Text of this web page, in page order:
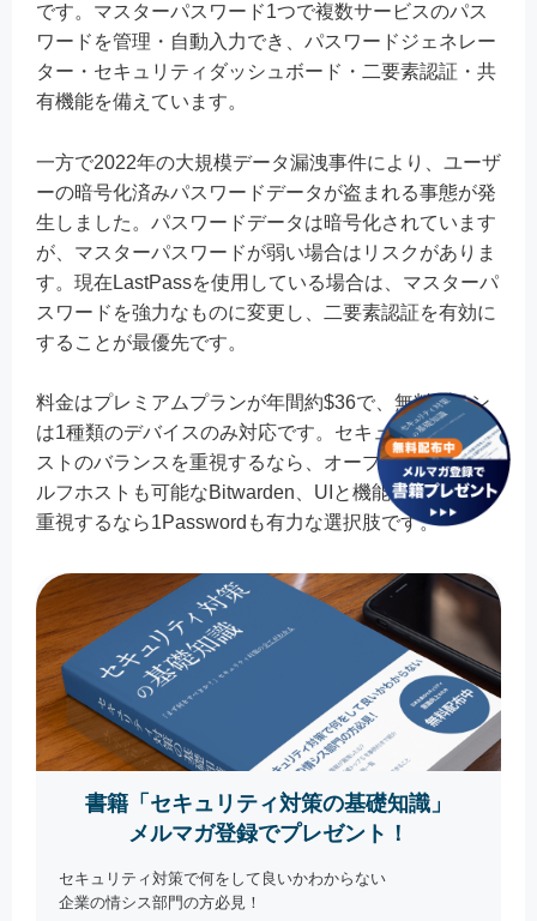
です。マスターパスワード1つで複数サービスのパス
ワードを管理・自動入力でき、パスワードジェネレー
ター・セキュリティダッシュボード・二要素認証・共
有機能を備えています。
一方で2022年の大規模データ漏洩事件により、ユーザ
ーの暗号化済みパスワードデータが盗まれる事態が発
生しました。パスワードデータは暗号化されています
が、マスターパスワードが弱い場合はリスクがありま
す。現在LastPassを使用している場合は、マスターパ
スワードを強力なものに変更し、二要素認証を有効に
することが最優先です。
料金はプレミアムプランが年間約$36で、無料プラン
は1種類のデバイスのみ対応です。セキュリティとコ
ストのバランスを重視するなら、オープンソースでセ
ルフホストも可能なBitwarden、UIと機能の完成度を
重視するなら1Passwordも有力な選択肢です。
書籍「セキュリティ対策の基礎知識」
メルマガ登録でプレゼント！
セキュリティ対策で何をして良いかわからない
企業の情シス部門の方必見！